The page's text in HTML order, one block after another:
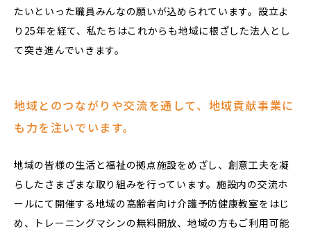
たいといった職員みんなの願いが込められています。設立よ
り25年を経て、私たちはこれからも地域に根ざした法人とし
て突き進んでいきます。
地域とのつながりや交流を通して、地域貢献事業に
も力を注いでいます。
地域の皆様の生活と福祉の拠点施設をめざし、創意工夫を凝
らしたさまざまな取り組みを行っています。施設内の交流ホ
ールにて開催する地域の高齢者向け介護予防健康教室をはじ
め、トレーニングマシンの無料開放、地域の方もご利用可能